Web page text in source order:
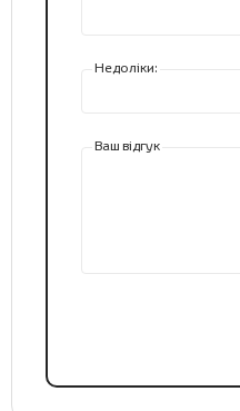
Недоліки:
Ваш відгук